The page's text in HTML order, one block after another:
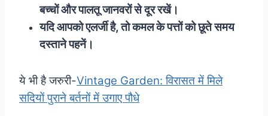
बच्चों और पालतू जानवरों से दूर रखें।
यदि आपको एलर्जी है, तो कमल के पत्तों को छूते समय
दस्ताने पहनें।
ये भी है जरुरी-Vintage Garden: विरासत में मिले
सदियों पुराने बर्तनों में उगाए पौधे